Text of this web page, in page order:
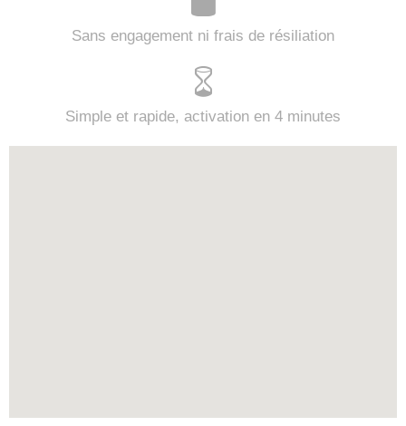
Sans engagement ni frais de résiliation
Simple et rapide, activation en 4 minutes